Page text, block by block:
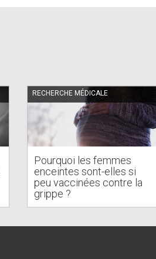
RECHERCHE MÉDICALE
Pourquoi les femmes
enceintes sont-elles si
peu vaccinées contre la
grippe ?